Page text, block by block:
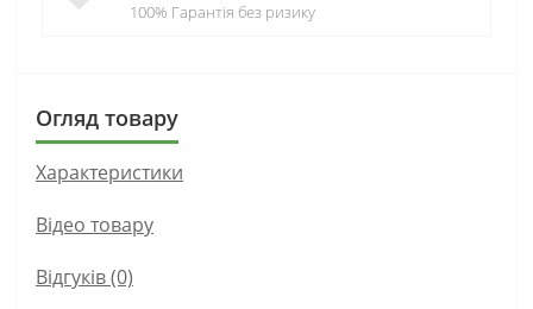
100% Гарантія без ризику
Огляд товару
Характеристики
Вiдео товару
Відгуків (0)